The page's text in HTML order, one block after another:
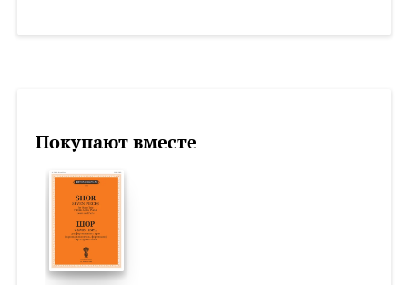
Покупают вместе